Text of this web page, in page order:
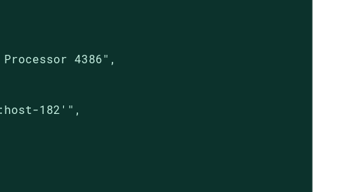
4386",
182'",